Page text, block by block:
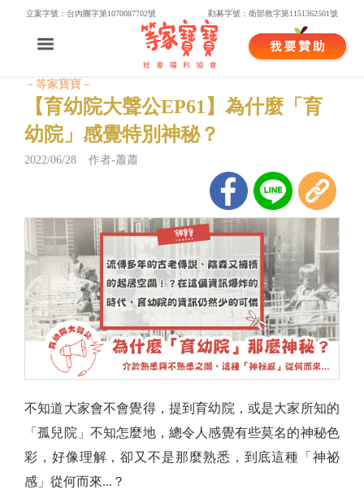
立案字號：台內團字第1070087702號 勸募字號：衛部救字第1151362501號
－等家寶寶－
​【育幼院大聲公EP61】為什麼「育
幼院」感覺特別神秘？
2022/06/28 作者-蕭蕭
不知道大家會不會覺得，提到育幼院，或是大家所知的
「孤兒院」不知怎麼地，總令人感覺有些莫名的神秘色
彩，好像理解，卻又不是那麼熟悉，到底這種「神祕
感」從何而來...？